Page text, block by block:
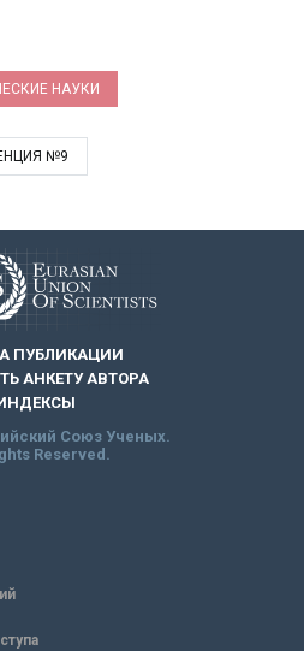
НАУКИ
№9
ПУБЛИКАЦИИ
АНКЕТУ АВТОРА
Союз Ученых.
Reserved.